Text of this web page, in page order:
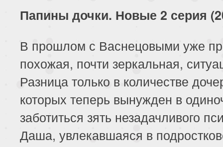
Папины дочки. Новые 2 серия
В прошлом с Васнецовыми уже
похожая, почти зеркальная,
Разница только в количестве
которых теперь вынужден в
заботиться зять незадачливого
Даша, увлекавшаяся в